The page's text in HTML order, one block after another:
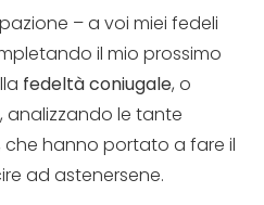
– a voi miei fedeli
il mio prossimo
fedeltà coniugale, o
le tante
che hanno portato a fare il
ad astenersene.